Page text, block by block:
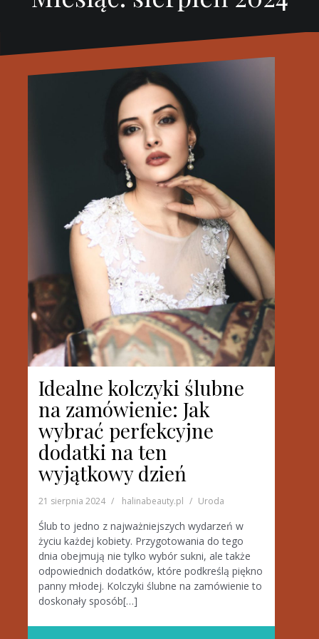
Idealne kolczyki ślubne
na zamówienie: Jak
wybrać perfekcyjne
dodatki na ten
wyjątkowy dzień
21 sierpnia 2024 halinabeauty.pl Uroda
Ślub to jedno z najważniejszych wydarzeń w
życiu każdej kobiety. Przygotowania do tego
dnia obejmują nie tylko wybór sukni, ale także
odpowiednich dodatków, które podkreślą piękno
panny młodej. Kolczyki ślubne na zamówienie to
doskonały sposób[…]